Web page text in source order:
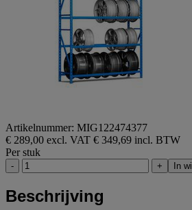
Artikelnummer: MIG122474377
€ 289,00 excl. VAT € 349,69 incl. BTW
Per stuk
- + In
Beschrijving